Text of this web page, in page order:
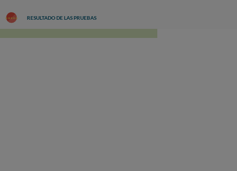
RESULTADO DE LAS PRUEBAS